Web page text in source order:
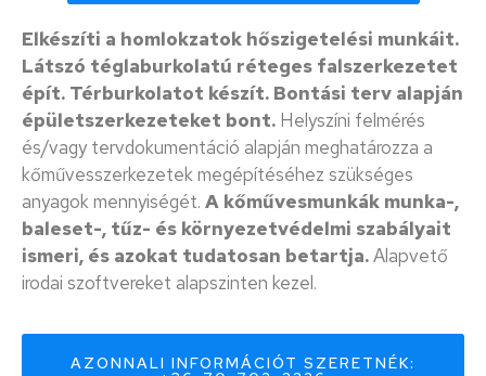
Elkészíti a homlokzatok hőszigetelési munkáit.
Látszó téglaburkolatú réteges falszerkezetet
épít. Térburkolatot készít. Bontási terv alapján
épületszerkezeteket bont. Helyszíni felmérés
és/vagy tervdokumentáció alapján meghatározza a
kőművesszerkezetek megépítéséhez szükséges
anyagok mennyiségét. A kőművesmunkák munka-,
baleset-, tűz- és környezetvédelmi szabályait
ismeri, és azokat tudatosan betartja.Alapvető
irodai szoftvereket alapszinten kezel.
AZONNALI INFORMÁCIÓT SZERETNÉK: